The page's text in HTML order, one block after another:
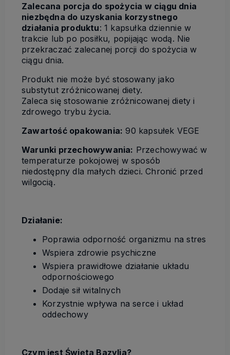
Zalecana porcja do spożycia w ciągu dnia
niezbędna do uzyskania korzystnego
działania produktu: 1 kapsułka dziennie w
trakcie lub po posiłku, popijając wodą. Nie
przekraczać zalecanej porcji do spożycia w
ciągu dnia.
Produkt nie może być stosowany jako
substytut zróżnicowanej diety.
Zaleca się stosowanie zróżnicowanej diety i
zdrowego trybu życia.
Zawartość opakowania: 90 kapsułek VEGE
Warunki przechowywania: Przechowywać w
temperaturze pokojowej w sposób
niedostępny dla małych dzieci. Chronić przed
wilgocią.
Działanie:
Poprawia odporność organizmu na stres
Wspiera zdrowie psychiczne
Wspiera prawidłowe działanie układu
odpornościowego
Dodaje sił witalnych
Korzystnie wpływa na serce i układ
oddechowy
Czym jest Święta Bazylia?